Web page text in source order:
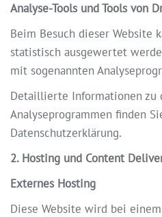
Analyse-Tools und Tools von
Beim Besuch dieser Website
statistisch ausgewertet
mit sogenannten
Detaillierte Informationen zu
Analyseprogrammen finden
Datenschutzerklärung.
2. Hosting und Content
Externes Hosting
Diese Website wird bei